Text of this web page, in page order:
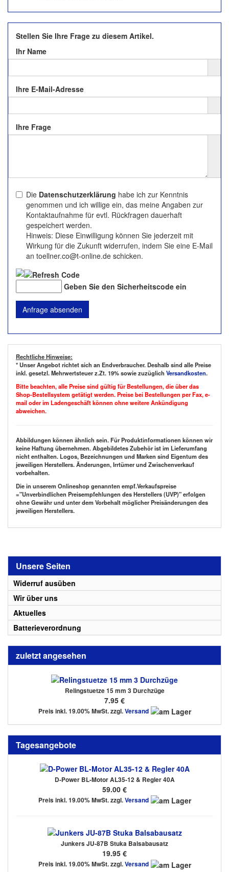
Stellen Sie Ihre Frage zu diesem Artikel.
Ihr Name
Ihre E-Mail-Adresse
Ihre Frage
Die Datenschutzerklärung habe ich zur Kenntnis
genommen und ich willige ein, das meine Angaben zur
Kontaktaufnahme für evtl. Rückfragen dauerhaft
gespeichert werden.
Hinweis: Diese Einwilligung können Sie jederzeit mit
Wirkung für die Zukunft widerrufen, indem Sie eine E-Mail
an toellner.co@t-online.de schicken.
Geben Sie den Sicherheitscode ein
Rechtliche Hinweise:
* Unser Angebot richtet sich an Endverbraucher. Deshalb sind alle Preise
inkl. gesetzl. Mehrwertsteuer z.Zt. 19% sowie zuzüglich Versandkosten.
Bitte beachten, alle Preise sind gültig für Bestellungen, die über das
Shop-Bestellsystem getätigt werden. Preise bei Bestellungen per Fax, e-
mail oder im Ladengeschäft können ohne weitere Ankündigung
abweichen.
Abbildungen können ähnlich sein. Für Produktinformationen können wir
keine Haftung übernehmen. Abgebildetes Zubehör ist im Lieferumfang
nicht enthalten. Logos, Bezeichnungen und Marken sind Eigentum des
jeweiligen Herstellers. Änderungen, Irrtümer und Zwischenverkauf
vorbehalten.
Die in unserem Onlineshop genannten empf.Verkaufspreise
="Unverbindlichen Preisempfehlungen des Herstellers (UVP)" erfolgen
ohne Gewähr und unter dem Vorbehalt möglicher Preisänderungen des
jeweiligen Herstellers.
Unsere Seiten
Widerruf ausüben
Wir über uns
Aktuelles
Batterieverordnung
zuletzt angesehen
Relingstuetze 15 mm 3 Durchzüge
7.95 €
Preis inkl. 19.00% MwSt. zzgl.Versand
Tagesangebote
D-Power BL-Motor AL35-12 & Regler 40A
59.00 €
Preis inkl. 19.00% MwSt. zzgl.Versand
Junkers JU-87B Stuka Balsabausatz
19.95 €
Preis inkl. 19.00% MwSt. zzgl.Versand